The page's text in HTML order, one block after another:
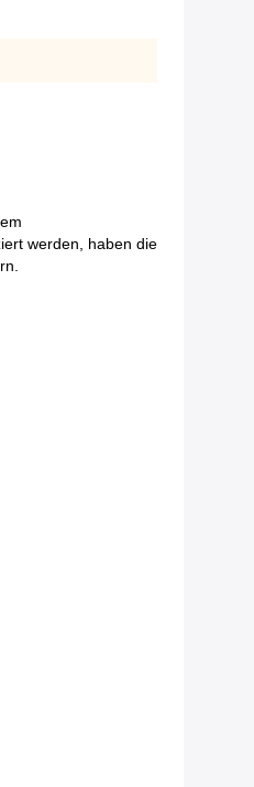
werden, haben die